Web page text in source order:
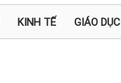
KINH TẾ GIÁO DỤC